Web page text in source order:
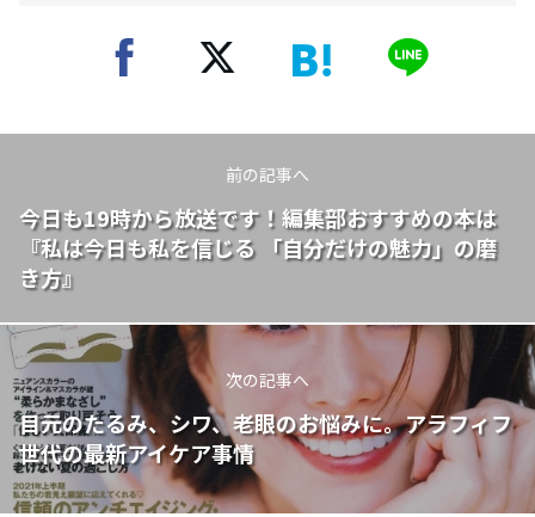
前の記事へ
今日も19時から放送です！編集部おすすめの本は
『私は今日も私を信じる 「自分だけの魅力」の磨
き方』
次の記事へ
目元のたるみ、シワ、老眼のお悩みに。アラフィフ
世代の最新アイケア事情